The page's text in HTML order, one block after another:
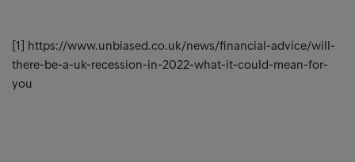
[1] https://www.unbiased.co.uk/news/financial-advice/will-
there-be-a-uk-recession-in-2022-what-it-could-mean-for-
you